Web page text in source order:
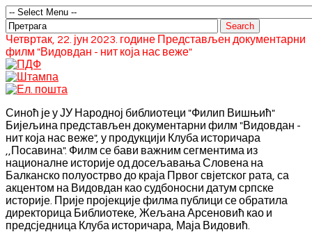
Четвртак, 22. јун 2023. године Представљен документарни
филм "Видовдан - нит која нас веже"
Синоћ је у ЈУ Народној библиотеци "Филип Вишњић"
Бијељина представљен документарни филм "Видовдан -
нит која нас веже", у продукцији Клуба историчара
,,Посавина". Филм се бави важним сегментима из
националне историје од досељавања Словена на
Балканско полуострво до краја Првог свјетског рата, са
акцентом на Видовдан као судбоносни датум српске
историје. Прије пројекције филма публици се обратила
директорица Библиотеке, Жељана Арсеновић као и
предсједница Клуба историчара, Маја Видовић.